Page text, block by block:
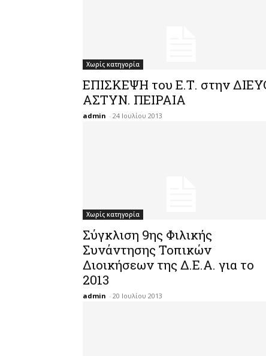
Χωρίς κατηγορία
EΠΙΣΚΕΨΗ του Ε.Τ. στην
ΑΣΤΥΝ. ΠΕΙΡΑΙΑ
admin - 24 Ιουλίου 2013
Χωρίς κατηγορία
Σύγκλιση 9ης Φιλικής
Συνάντησης Τοπικών
Διοικήσεων της Δ.Ε.Α. για το
2013
admin - 20 Ιουλίου 2013